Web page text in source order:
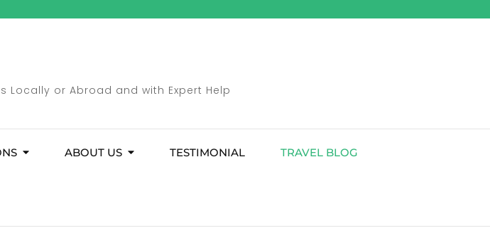
Locally or Abroad and with Expert Help
ABOUT US TESTIMONIAL TRAVEL BLOG